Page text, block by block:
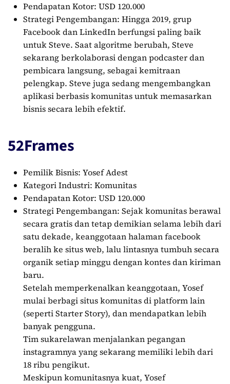
Pendapatan Kotor: USD 120.000
Strategi Pengembangan: Hingga 2019, grup
Facebook dan LinkedIn berfungsi paling baik
untuk Steve. Saat algoritme berubah, Steve
sekarang berkolaborasi dengan podcaster dan
pembicara langsung, sebagai kemitraan
pelengkap. Steve juga sedang mengembangkan
aplikasi berbasis komunitas untuk memasarkan
bisnis secara lebih efektif.
52Frames
Pemilik Bisnis: Yosef Adest
Kategori Industri: Komunitas
Pendapatan Kotor: USD 120.000
Strategi Pengembangan: Sejak komunitas berawal
secara gratis dan tetap demikian selama lebih dari
satu dekade, keanggotaan halaman facebook
beralih ke situs web, lalu lintasnya tumbuh secara
organik setiap minggu dengan kontes dan kiriman
baru.
Setelah memperkenalkan keanggotaan, Yosef
mulai berbagi situs komunitas di platform lain
(seperti Starter Story), dan mendapatkan lebih
banyak pengguna.
Tim sukarelawan menjalankan pegangan
instagramnya yang sekarang memiliki lebih dari
18 ribu pengikut.
Meskipun komunitasnya kuat, Yosef